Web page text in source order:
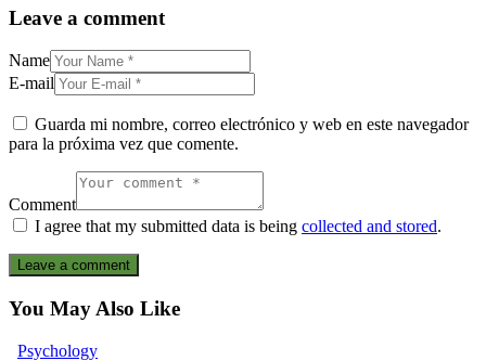
Leave a comment
Name
E-mail
Guarda mi nombre, correo electrónico y web en este navegador
para la próxima vez que comente.
Comment
I agree that my submitted data is being collected and stored.
You May Also Like
Psychology